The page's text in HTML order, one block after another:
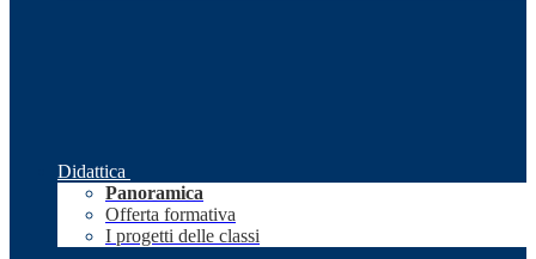
Didattica
Panoramica
Offerta formativa
I progetti delle classi